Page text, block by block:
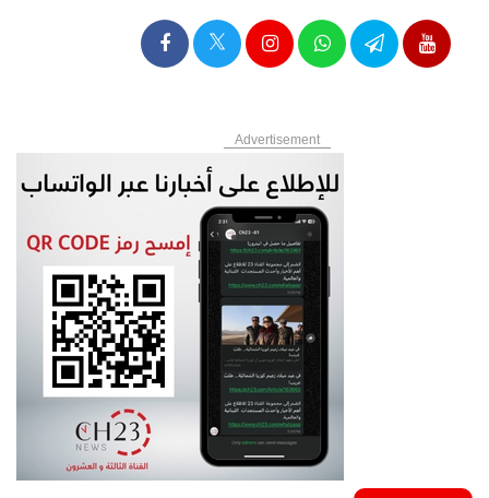
Advertisement